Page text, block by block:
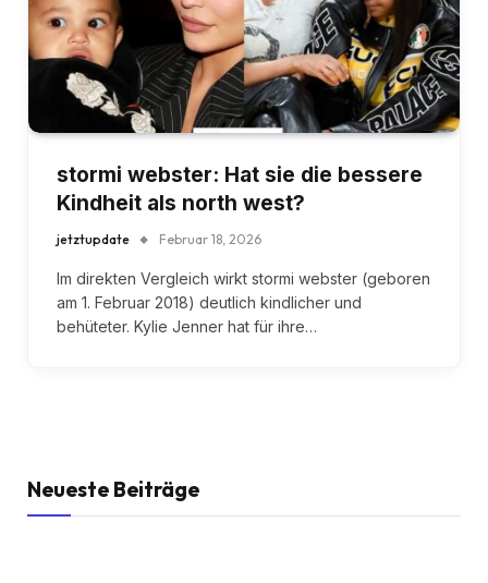
stormi webster: Hat sie die bessere
Kindheit als north west?
jetztupdate Februar 18, 2026
Im direkten Vergleich wirkt stormi webster (geboren
am 1. Februar 2018) deutlich kindlicher und
behüteter. Kylie Jenner hat für ihre…
Neueste Beiträge